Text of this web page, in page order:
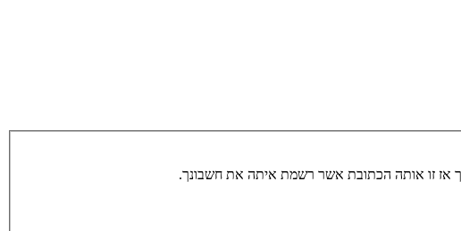
אז זו אותה הכתובת אשר רשמת איתה את חשבונך.